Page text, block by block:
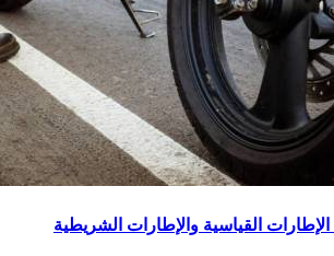
القياسية والإطارات الشريطية